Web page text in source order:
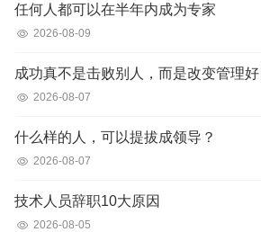
任何人都可以在半年内成为专家
2026-08-09
成功真不是击败别人，而是改变管理好
2026-08-07
什么样的人，可以提拔成领导？
2026-08-07
技术人员辞职10大原因
2026-08-05